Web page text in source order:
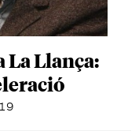
La Llança: